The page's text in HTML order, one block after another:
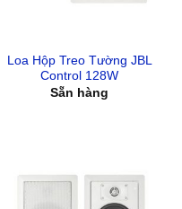
Loa Hộp Treo Tường JBL
Control 128W
Sẵn hàng